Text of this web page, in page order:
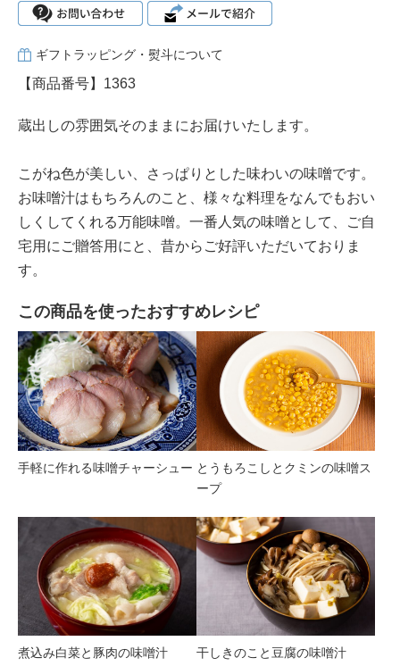
ギフトラッピング・熨斗について
【商品番号】1363
蔵出しの雰囲気そのままにお届けいたします。
こがね色が美しい、さっぱりとした味わいの味噌です。
お味噌汁はもちろんのこと、様々な料理をなんでもおい
しくしてくれる万能味噌。一番人気の味噌として、ご自
宅用にご贈答用にと、昔からご好評いただいておりま
す。
この商品を使ったおすすめレシピ
手軽に作れる味噌チャーシュー とうもろこしとクミンの味噌ス
ープ
煮込み白菜と豚肉の味噌汁 干しきのこと豆腐の味噌汁